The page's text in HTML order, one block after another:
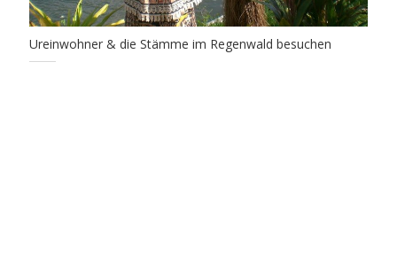
Ureinwohner & die Stämme im Regenwald besuchen